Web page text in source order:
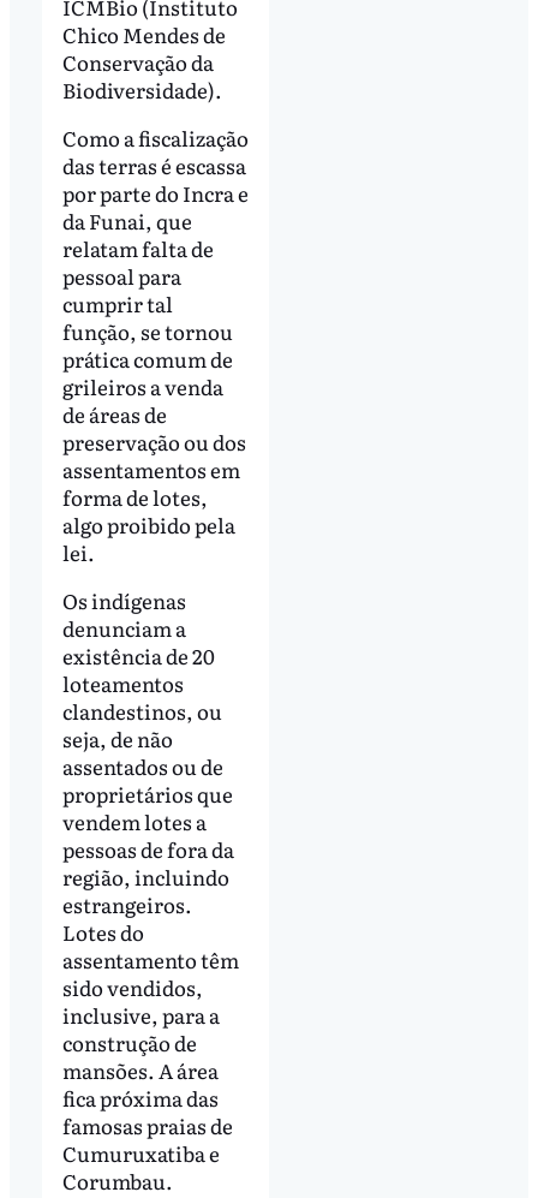
ICMBio (Instituto
Chico Mendes de
Conservação da
Biodiversidade).
Como a fiscalização
das terras é escassa
por parte do Incra e
da Funai, que
relatam falta de
pessoal para
cumprir tal
função, se tornou
prática comum de
grileiros a venda
de áreas de
preservação ou dos
assentamentos em
forma de lotes,
algo proibido pela
lei.
Os indígenas
denunciam a
existência de 20
loteamentos
clandestinos, ou
seja, de não
assentados ou de
proprietários que
vendem lotes a
pessoas de fora da
região, incluindo
estrangeiros.
Lotes do
assentamento têm
sido vendidos,
inclusive, para a
construção de
mansões. A área
fica próxima das
famosas praias de
Cumuruxatiba e
Corumbau.